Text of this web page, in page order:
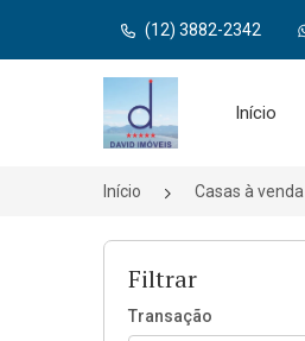
(12) 3882-2342
Página inicial
Início
Início Casas à venda
Filtrar
Transação